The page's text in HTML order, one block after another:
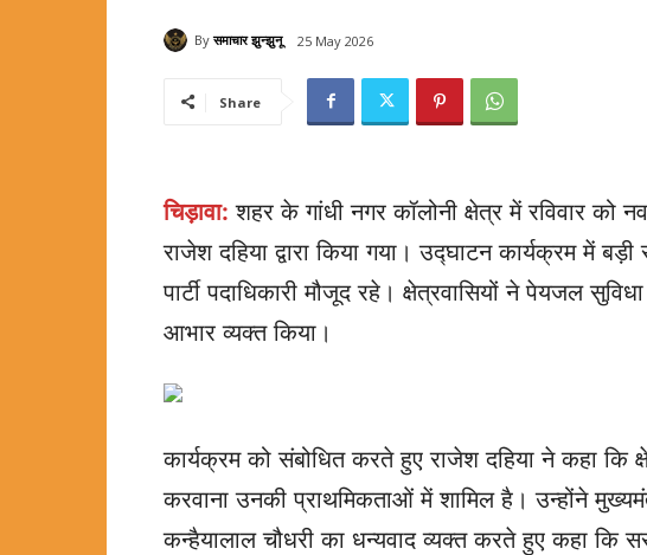
By समाचार झुन्झुनू 25 May 2026
Share
चिड़ावा: शहर के गांधी नगर कॉलोनी क्षेत्र में रविवार को
राजेश दहिया द्वारा किया गया। उद्घाटन कार्यक्रम में बड़ी
पार्टी पदाधिकारी मौजूद रहे। क्षेत्रवासियों ने पेयजल
आभार व्यक्त किया।
कार्यक्रम को संबोधित करते हुए राजेश दहिया ने कहा कि
करवाना उनकी प्राथमिकताओं में शामिल है। उन्होंने
कन्हैयालाल चौधरी का धन्यवाद व्यक्त करते हुए कहा कि